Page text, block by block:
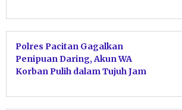
Polres Pacitan Gagalkan
Penipuan Daring, Akun WA
Korban Pulih dalam Tujuh Jam